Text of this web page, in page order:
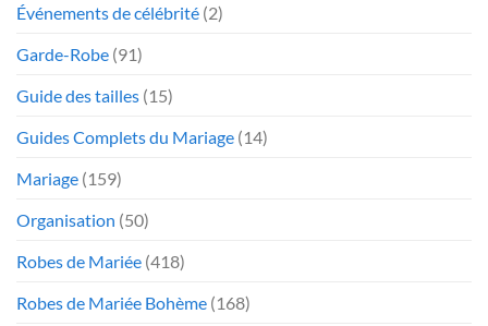
Événements de célébrité (2)
Garde-Robe (91)
Guide des tailles (15)
Guides Complets du Mariage (14)
Mariage (159)
Organisation (50)
Robes de Mariée (418)
Robes de Mariée Bohème (168)